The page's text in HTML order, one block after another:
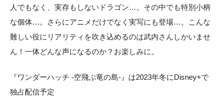
人でもなく、実存もしないドラゴン…。その中でも特別小柄
な個体…。さらにアニメだけでなく実写にも登場…。こんな
難しい役にリアリティを吹き込めるのは武内さんしかいませ
ん！一体どんな声になるのか？お楽しみに。
『ワンダーハッチ -空飛ぶ竜の島-』は2023年冬にDisney+で
独占配信予定